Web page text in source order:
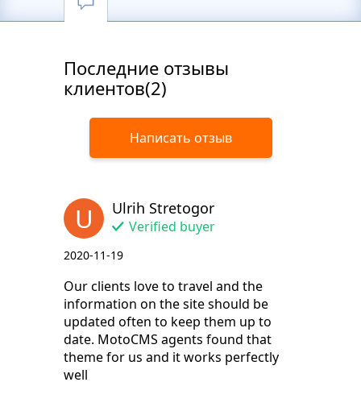
Последние отзывы
клиентов(2)
Написать отзыв
U Ulrih Stretogor
Verified buyer
2020-11-19
Our clients love to travel and the
information on the site should be
updated often to keep them up to
date. MotoCMS agents found that
theme for us and it works perfectly
well